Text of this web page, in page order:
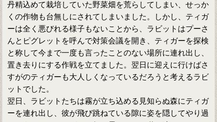
丹精込めて栽培していた野菜畑を荒らしてしまい、せっか
くの作物も台無しにされてしまいました。しかし、ティガ
ーは全く悪びれる様子もないことから、ラビットはプーさ
んとピグレットを呼んで対策会議を開き、ティガーを探検
と称して今まで一度も言ったことのない場所に連れ出し、
置き去りにする作戦を立てました。翌日に迎えに行けばさ
すがのティガーも大人しくなっているだろうと考えるラビ
ットでした。
翌日、ラビットたちは霧が立ち込める見知らぬ森にティガ
ーを連れ出し、彼が飛び跳ねている隙に姿を隠してやり過